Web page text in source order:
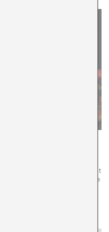
públic amb forma
i de format expandit
Virreina. Centre de la Imatge